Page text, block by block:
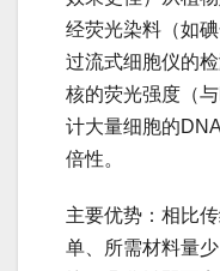
经荧光染料（如
过流式细胞仪的
核的荧光强度（
计大量细胞的
倍性。
主要优势：相比
单、所需材料量